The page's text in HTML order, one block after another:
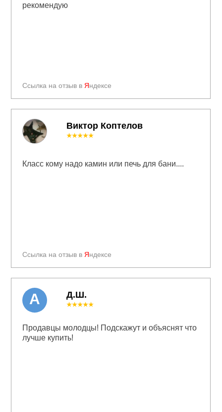
Ссылка на отзыв в Яндексе
рекомендую
Ссылка на отзыв в Яндексе
★★★★★
Класс кому надо камин или печь для бани....
Д.Ш.
★★★★★
Продавцы молодцы! Подскажут и объяснят что
лучше купить!
А
Виктор Коптелов